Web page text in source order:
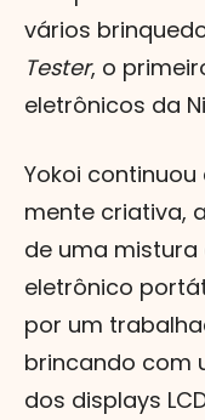
vários
Tester, o
eletrônicos da
Yokoi
mente criativa,
de uma mistura
eletrônico
por um
brincando com
dos displays